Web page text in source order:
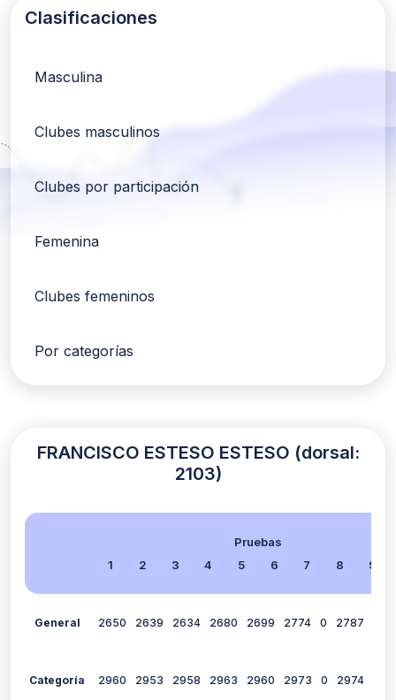
Clasificaciones
Masculina
Clubes masculinos
Clubes por participación
Femenina
Clubes femeninos
Por categorías
FRANCISCO ESTESO ESTESO (dorsal:
2103)
Pruebas
1
2 3 4 5 6 7 8 9
General 2650 2639 2634 2680 2699 2774 0 2787
Categoría 2960 2953 2958 2963 2960 2973 0 2974